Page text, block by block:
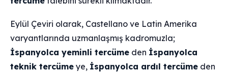
Eylül Çeviri olarak, Castellano ve Latin Amerika
varyantlarında uzmanlaşmış kadromuzla;
İspanyolca yeminli tercüme den İspanyolca
teknik tercüme ye, İspanyolca ardıl tercüme den